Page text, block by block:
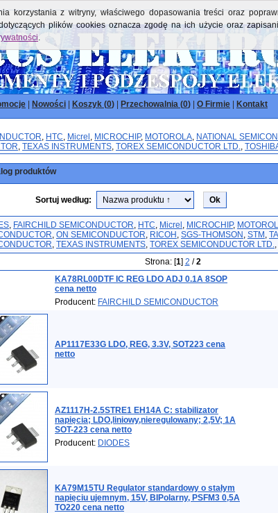
Nowości Koszyk (0) Przechowalnia (0) O Firmie Kontakt
, HTC, Micrel , MICROCHIP, MOTOROLA, NATIONAL
, TEXAS INSTRUMENTS, TOREX SEMICONDUCTOR LTD.,
produktów
Sortuj według:
, FAIRCHILD SEMICONDUCTOR, HTC, Micrel , MICROCHIP,
, ON SEMICONDUCTOR, RICOH , SGS-THOMSON , STM ,
, TEXAS INSTRUMENTS, TOREX SEMICONDUCTOR LTD.,
Strona: [1] 2 /2
KA78RL00DTF IC REG LDO ADJ 0.1A 8SOP
cena netto
Producent: FAIRCHILD SEMICONDUCTOR
AP1117E33G LDO, REG, 3.3V, SOT223 cena
netto
AZ1117H-2.5STRE1 EH14A C: stabilizator
napięcia; LDO,liniowy,nieregulowany; 2,5V; 1A
SOT-223 cena netto
Producent: DIODES
KA79M15TU Regulator standardowy o stałym
napięciu ujemnym, 15V, BIPolarny, PSFM3 0,5A
TO220 cena netto
korzystania z witryny, właściwego dopasowania treści oraz
plików cookies oznacza zgodę na ich użycie oraz
.